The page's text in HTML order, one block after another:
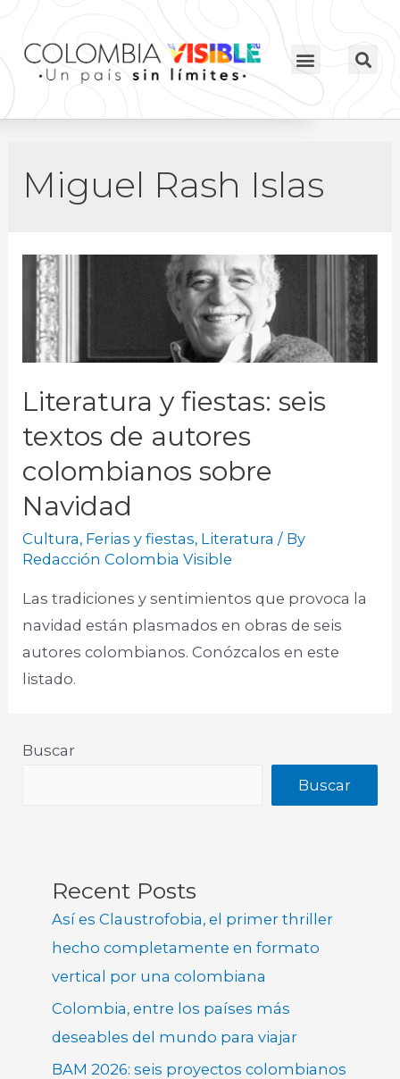
Miguel Rash Islas
Literatura y fiestas: seis
textos de autores
colombianos sobre
Navidad
Cultura, Ferias y fiestas, Literatura / By
Redacción Colombia Visible
Las tradiciones y sentimientos que provoca la
navidad están plasmados en obras de seis
autores colombianos. Conózcalos en este
listado.
Buscar
Buscar
Recent Posts
Así es Claustrofobia, el primer thriller
hecho completamente en formato
vertical por una colombiana
Colombia, entre los países más
deseables del mundo para viajar
BAM 2026: seis proyectos colombianos